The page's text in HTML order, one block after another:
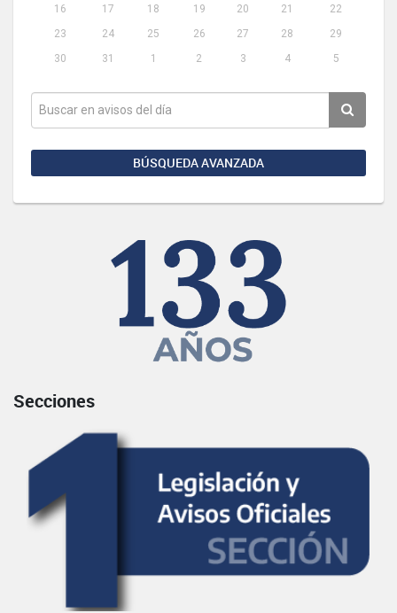
16
17 18 19 20 21
22
23
24 25 26 27 28
29
30
31 1 2 3 4 5
BÚSQUEDA AVANZADA
Secciones